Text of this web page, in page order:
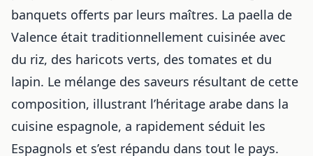
banquets offerts par leurs maîtres. La paella de
Valence était traditionnellement cuisinée avec
du riz, des haricots verts, des tomates et du
lapin. Le mélange des saveurs résultant de cette
composition, illustrant l’héritage arabe dans la
cuisine espagnole, a rapidement séduit les
Espagnols et s’est répandu dans tout le pays.